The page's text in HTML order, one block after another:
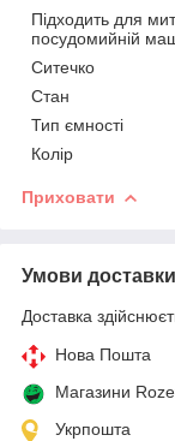
Підходить для
посудомийній
Ситечко
Стан
Тип ємності
Колір
Приховати
Умови доставки
Доставка
Нова Пошта
Магазини
Укрпошта